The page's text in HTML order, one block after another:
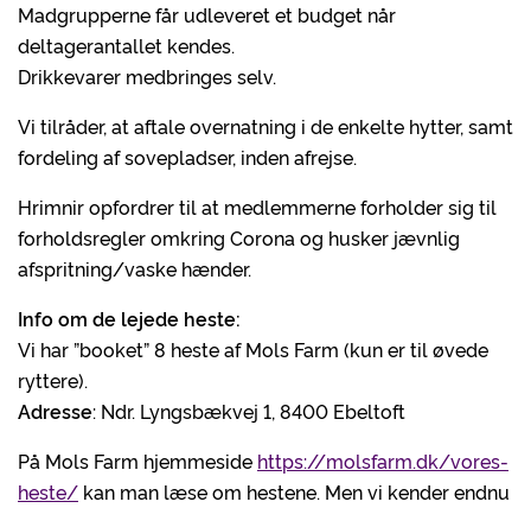
Madgrupperne får udleveret et budget når
deltagerantallet kendes.
Drikkevarer medbringes selv.
Vi tilråder, at aftale overnatning i de enkelte hytter, samt
fordeling af sovepladser, inden afrejse.
Hrimnir opfordrer til at medlemmerne forholder sig til
forholdsregler omkring Corona og husker jævnlig
afspritning/vaske hænder.
Info om de lejede heste:
Vi har ”booket” 8 heste af Mols Farm (kun er til øvede
ryttere).
Adresse: Ndr. Lyngsbækvej 1, 8400 Ebeltoft
På Mols Farm hjemmeside https://molsfarm.dk/vores-
heste/ kan man læse om hestene. Men vi kender endnu